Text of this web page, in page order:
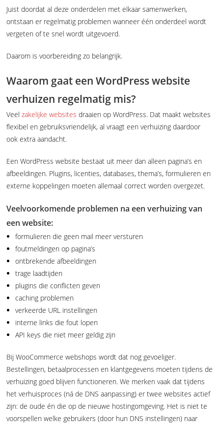
Juist doordat al deze onderdelen met elkaar samenwerken,
ontstaan er regelmatig problemen wanneer één onderdeel wordt
vergeten of te snel wordt uitgevoerd.
Daarom is voorbereiding zo belangrijk.
Waarom gaat een WordPress website
verhuizen regelmatig mis?
Veelzakelijke websites draaien op WordPress. Dat maakt websites
flexibel en gebruiksvriendelijk, al vraagt een verhuizing daardoor
ook extra aandacht.
Een WordPress website bestaat uit meer dan alleen pagina’s en
afbeeldingen. Plugins, licenties, databases, thema’s, formulieren en
externe koppelingen moeten allemaal correct worden overgezet.
Veelvoorkomende problemen na een verhuizing van
een website:
formulieren die geen mail meer versturen
foutmeldingen op pagina’s
ontbrekende afbeeldingen
trage laadtijden
plugins die conflicten geven
caching problemen
verkeerde URL instellingen
interne links die fout lopen
API keys die niet meer geldig zijn
Bij WooCommerce webshops wordt dat nog gevoeliger.
Bestellingen, betaalprocessen en klantgegevens moeten tijdens de
verhuizing goed blijven functioneren. We merken vaak dat tijdens
het verhuisproces (ná de DNS aanpassing) er twee websites actief
zijn: de oude én die op de nieuwe hostingomgeving. Het is niet te
voorspellen welke gebruikers (door hun DNS instellingen) naar